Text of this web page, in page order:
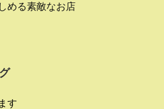
める素敵なお店
す